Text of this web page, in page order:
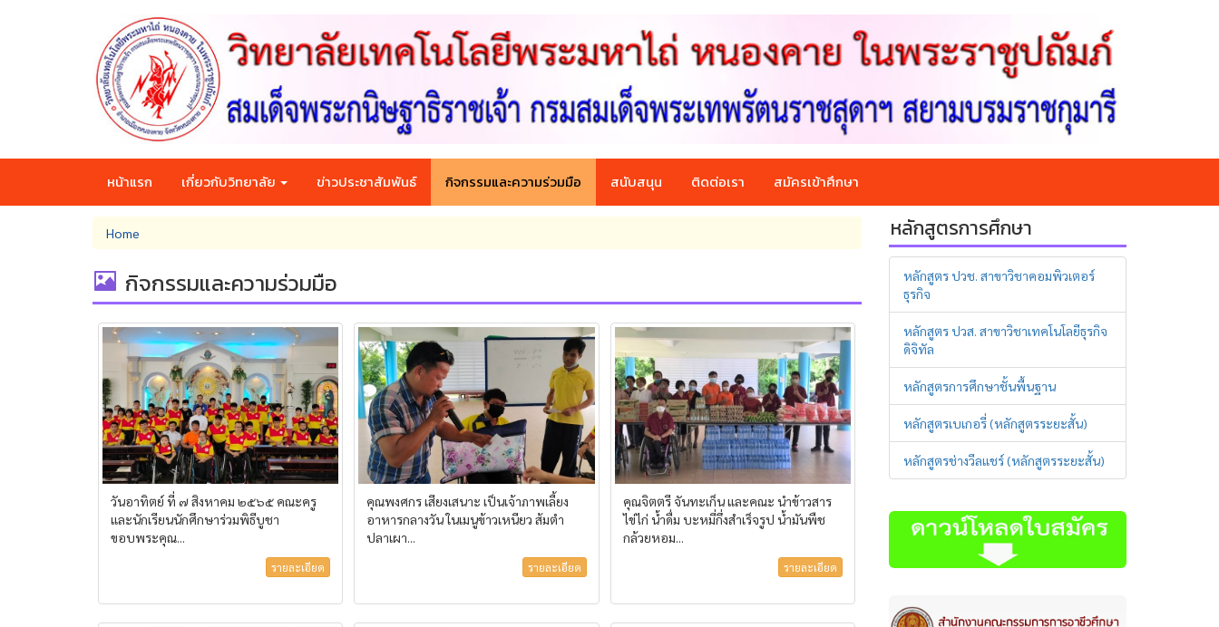
หน้าแรก เกี่ยวกับวิทยาลัย ข่าวประชาสัมพันธ์ กิจกรรมและความร่วมมือ สนับสนุน ติดต่อเรา สมัครเข้าศึกษา
You
are
here
Home
กิจกรรมและความร่วมมือ
วันอาทิตย์ ที่ ๗ สิงหาคม ๒๕๖๕ คณะครู
และนักเรียนนักศึกษาร่วมพิธีบูชา
ขอบพระคุณ...
รายละเอียด
คุณพงศกร เสียงเสนาะ เป็นเจ้าภาพเลี้ยง
อาหารกลางวัน ในเมนูข้าวเหนียว ส้มตำ
ปลาเผา...
รายละเอียด
คุณจิตตรี จันทะเก็น และคณะ นำข้าวสาร
ไข่ไก่ น้ำดื่ม บะหมี่กึ่งสำเร็จรูป น้ำมันพืช
กล้วยหอม...
รายละเอียด
หลักสูตรการศึกษา
หลักสูตร ปวช. สาขาวิชาคอมพิวเตอร์
ธุรกิจ
หลักสูตร ปวส. สาขาวิชาเทคโนโลยีธุรกิจ
ดิจิทัล
หลักสูตรการศึกษาชั้นพื้นฐาน
หลักสูตรเบเกอรี่ (หลักสูตรระยะสั้น)
หลักสูตรช่างวีลแชร์ (หลักสูตรระยะสั้น)